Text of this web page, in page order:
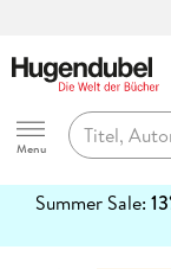
Hugendubel
Menu
Summer Sale:
erfahren